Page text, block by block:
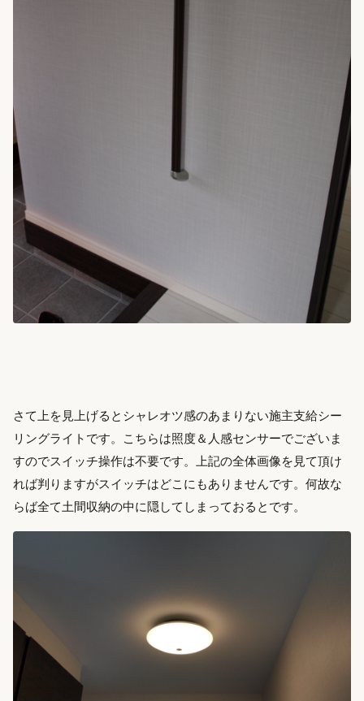
さて上を見上げるとシャレオツ感のあまりない施主支給シー
リングライトです。こちらは照度＆人感センサーでございま
すのでスイッチ操作は不要です。上記の全体画像を見て頂け
れば判りますがスイッチはどこにもありませんです。何故な
らば全て土間収納の中に隠してしまっておるとです。